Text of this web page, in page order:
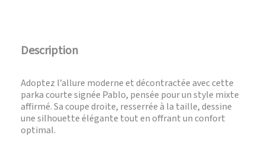
Description
Adoptez l’allure moderne et décontractée avec cette
parka courte signée Pablo, pensée pour un style mixte
affirmé. Sa coupe droite, resserrée à la taille, dessine
une silhouette élégante tout en offrant un confort
optimal.